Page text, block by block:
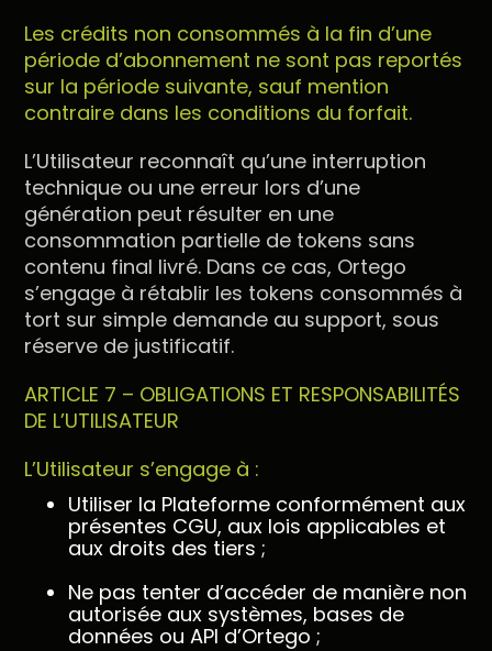
Les crédits non consommés à la fin d’une
période d’abonnement ne sont pas reportés
sur la période suivante, sauf mention
contraire dans les conditions du forfait.
L’Utilisateur reconnaît qu’une interruption
technique ou une erreur lors d’une
génération peut résulter en une
consommation partielle de tokens sans
contenu final livré. Dans ce cas, Ortego
s’engage à rétablir les tokens consommés à
tort sur simple demande au support, sous
réserve de justificatif.
ARTICLE 7 – OBLIGATIONS ET RESPONSABILITÉS
DE L’UTILISATEUR
L’Utilisateur s’engage à :
Utiliser la Plateforme conformément aux
présentes CGU, aux lois applicables et
aux droits des tiers ;
Ne pas tenter d’accéder de manière non
autorisée aux systèmes, bases de
données ou API d’Ortego ;